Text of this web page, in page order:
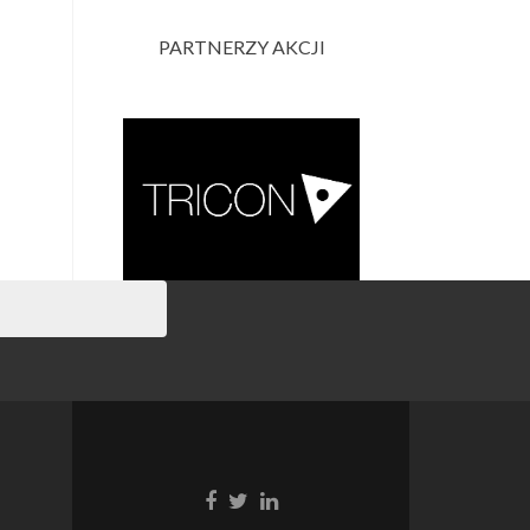
PARTNERZY AKCJI
LinkLinkLink